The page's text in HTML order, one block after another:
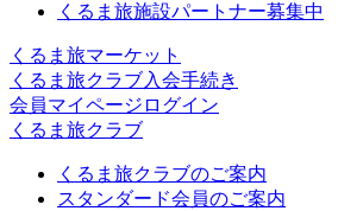
くるま旅施設パートナー募集中
くるま旅マーケット
くるま旅クラブ入会手続き
会員マイページログイン
くるま旅クラブ
くるま旅クラブのご案内
スタンダード会員のご案内